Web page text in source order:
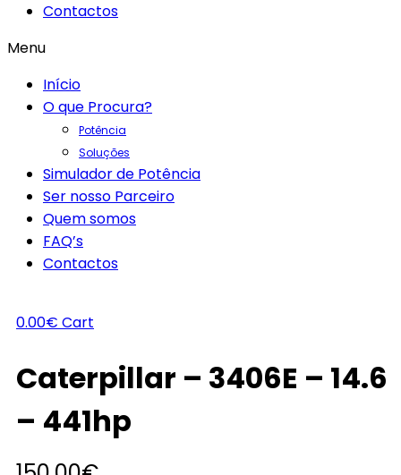
Contactos
Menu
Início
O que Procura?
Potência
Soluções
Simulador de Potência
Ser nosso Parceiro
Quem somos
FAQ’s
Contactos
0.00€ Cart
Caterpillar – 3406E – 14.6
– 441hp